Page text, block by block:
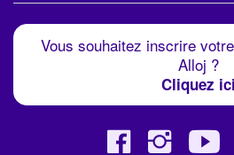
Vous souhaitez inscrire
Alloj ?
Cliquez ici